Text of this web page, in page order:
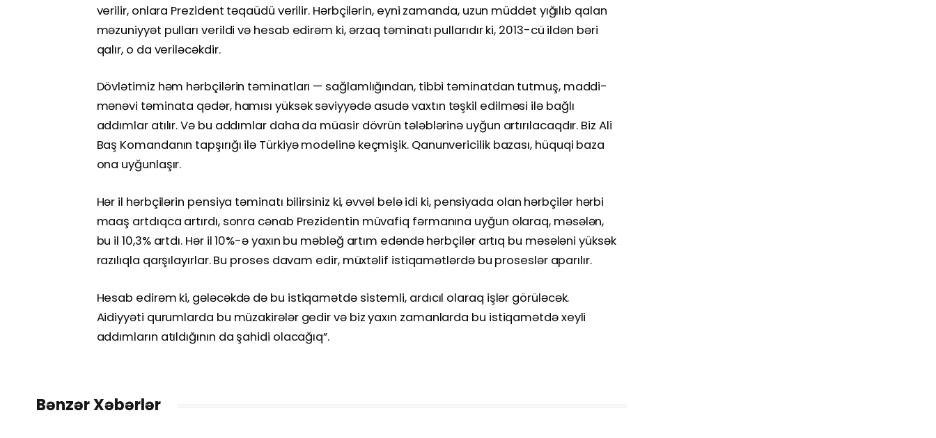
verilir, onlara Prezident təqaüdü verilir. Hərbçilərin, eyni zamanda, uzun müddət yığılıb qalan
məzuniyyət pulları verildi və hesab edirəm ki, ərzaq təminatı pullarıdır ki, 2013-cü ildən bəri
qalır, o da veriləcəkdir.
Dövlətimiz həm hərbçilərin təminatları — sağlamlığından, tibbi təminatdan tutmuş, maddi-
mənəvi təminata qədər, hamısı yüksək səviyyədə asudə vaxtın təşkil edilməsi ilə bağlı
addımlar atılır. Və bu addımlar daha da müasir dövrün tələblərinə uyğun artırılacaqdır. Biz Ali
Baş Komandanın tapşırığı ilə Türkiyə modelinə keçmişik. Qanunvericilik bazası, hüquqi baza
ona uyğunlaşır.
Hər il hərbçilərin pensiya təminatı bilirsiniz ki, əvvəl belə idi ki, pensiyada olan hərbçilər hərbi
maaş artdıqca artırdı, sonra cənab Prezidentin müvafiq fərmanına uyğun olaraq, məsələn,
bu il 10,3% artdı. Hər il 10%-ə yaxın bu məbləğ artım edəndə hərbçilər artıq bu məsələni yüksək
razılıqla qarşılayırlar. Bu proses davam edir, müxtəlif istiqamətlərdə bu proseslər aparılır.
Hesab edirəm ki, gələcəkdə də bu istiqamətdə sistemli, ardıcıl olaraq işlər görüləcək.
Aidiyyəti qurumlarda bu müzakirələr gedir və biz yaxın zamanlarda bu istiqamətdə xeyli
addımların atıldığının da şahidi olacağıq”.
Bənzər Xəbərlər